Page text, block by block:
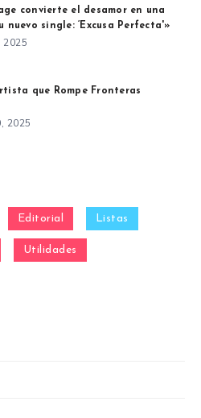
convierte el desamor en una
nuevo single: ‘Excusa Perfecta'»
2025
que Rompe Fronteras
2025
Editorial Listas
Utilidades